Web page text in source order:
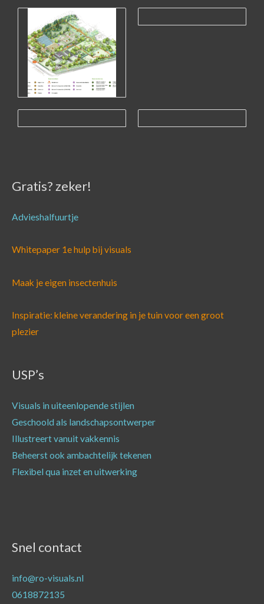
Gratis? zeker!
Advieshalfuurtje
Whitepaper 1e hulp bij visuals
Maak je eigen insectenhuis
Inspiratie: kleine verandering in je tuin voor een groot
plezier
USP’s
Visuals in uiteenlopende stijlen
Geschoold als landschapsontwerper
Illustreert vanuit vakkennis
Beheerst ook ambachtelijk tekenen
Flexibel qua inzet en uitwerking
Snel contact
info@ro-visuals.nl
0618872135